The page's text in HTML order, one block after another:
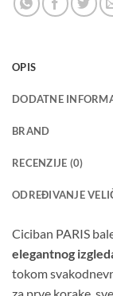
OPIS
DODATNE
BRAND
RECENZIJE (0)
ODREĐIVANJE
Ciciban PARIS
elegantnog
tokom